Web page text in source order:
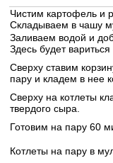
Чистим картофель и
Складываем в чашу
Заливаем водой и
Здесь будет
Сверху ставим
пару и кладем в нее
Сверху на котлеты
твердого сыра.
Готовим на пару 60
Котлеты на пару в